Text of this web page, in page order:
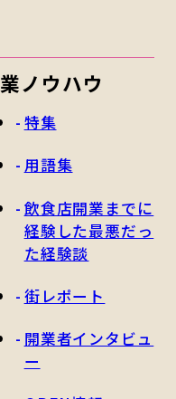
ノウハウ
特集
用語集
飲食店開業までに
経験した最悪だっ
た経験談
街レポート
開業者インタビュ
ー